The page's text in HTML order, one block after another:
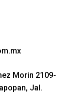
Morin 2109-
Jal.